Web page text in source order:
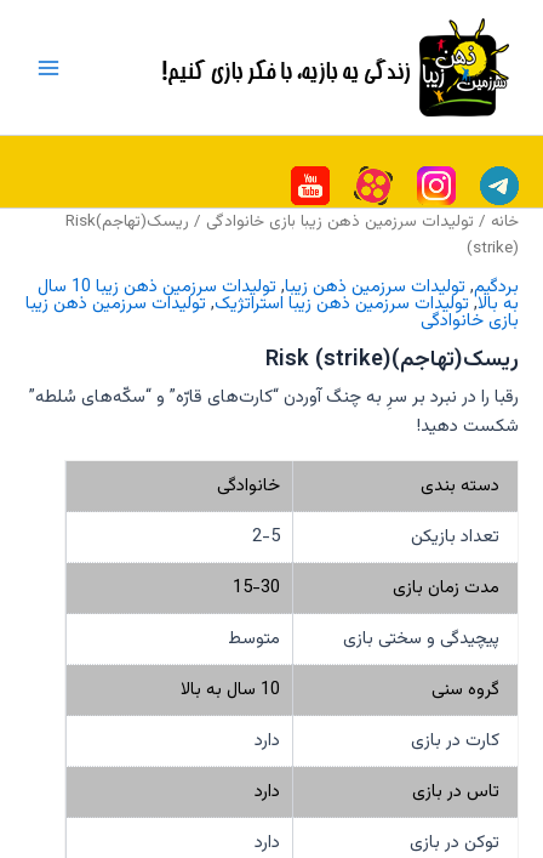
محتوا
Menu
خانه / تولیدات سرزمین ذهن زیبا بازی خانوادگی
/ ریسک(تهاجم)Risk
(strike)
بردگیم, تولیدات سرزمین ذهن زیبا, تولیدات سرزمین ذهن زیبا 10 سال
به بالا, تولیدات سرزمین ذهن زیبا استراتژیک, تولیدات سرزمین ذهن زیبا
بازی خانوادگی
ریسک(تهاجم)Risk (strike)
رقبا را در نبرد بر سرِ به چنگ آوردن “کارت‌های قارّه” و “سکّه‌های سُلطه”
شکست دهید!
دسته بندی
خانوادگی
تعداد بازیکن
2-5
مدت زمان بازی
15-30
پیچیدگی و سختی بازی
متوسط
گروه سنی
10 سال به بالا
کارت در بازی
دارد
تاس در بازی
دارد
توکن در بازی
دارد